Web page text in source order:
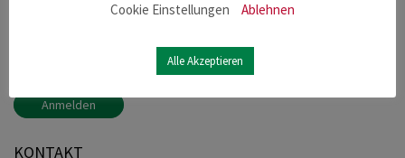
Melden Sie sich für unseren Newsletter an und bleiben
Anmelden
KONTAKT
Cookie Einstellungen Ablehnen
Alle Akzeptieren